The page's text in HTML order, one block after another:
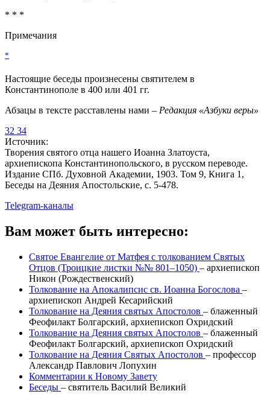
* * *
Примечания
*
Настоящие беседы произнесены святителем в
Константинополе в 400 или 401 гг.
Абзацы в тексте расставлены нами – Редакция «Азбуки веры»
32 34
Источник:
Творения святого отца нашего Иоанна Златоуста,
архиепископа Константинопольского, в русском переводе.
Издание СПб. Духовной Академии, 1903. Том 9, Книга 1,
Беседы на Деяния Апостольские, с. 5-478.
Telegram-каналы
Вам может быть интересно:
Святое Евангелие от Матфея с толкованием Святых
Отцов (Троицкие листки №№ 801–1050) – архиепископ
Никон (Рождественский)
Толкование на Апокалипсис св. Иоанна Богослова –
архиепископ Андрей Кесарийский
Толкование на Деяния святых Апостолов – блаженный
Феофилакт Болгарский, архиепископ Охридский
Толкование на Деяния святых Апостолов – блаженный
Феофилакт Болгарский, архиепископ Охридский
Толкование на Деяния Святых Апостолов – профессор
Александр Павлович Лопухин
Комментарии к Новому Завету
Беседы – святитель Василий Великий